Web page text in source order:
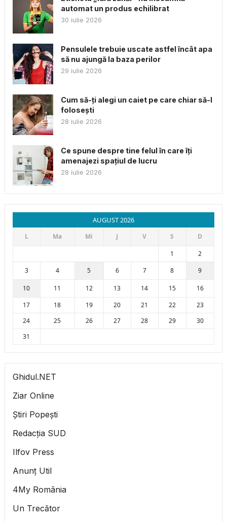
automat un produs echilibrat
30 iulie 2026
Pensulele trebuie uscate astfel încât apa
să nu ajungă la baza perilor
29 iulie 2026
Cum să-ți alegi un caiet pe care chiar să-l
folosești
28 iulie 2026
Ce spune despre tine felul în care îți
amenajezi spațiul de lucru
28 iulie 2026
AUGUST 2026
L Ma Mi J V S
D
1
2
3
4 5 6 7 8 9
10 11 12 13 14 15
16
17
18 19 20 21 22
23
24
25 26 27 28 29
30
31
Ghidul.NET
Ziar Online
Știri Popești
Redacția SUD
Ilfov Press
Anunț Util
4My România
Un Trecător